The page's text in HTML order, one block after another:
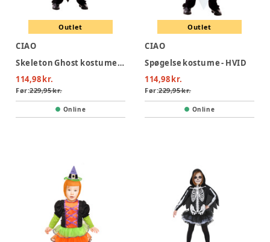
Outlet
CIAO
Skeleton Ghost kostume - SORT
114,98 kr.
Før:229,95 kr.
Online
Outlet
CIAO
Spøgelse kostume - HVID
114,98 kr.
Før:229,95 kr.
Online